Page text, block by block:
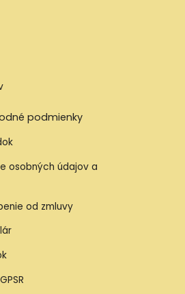
podmienky
osobných údajov a
od zmluvy